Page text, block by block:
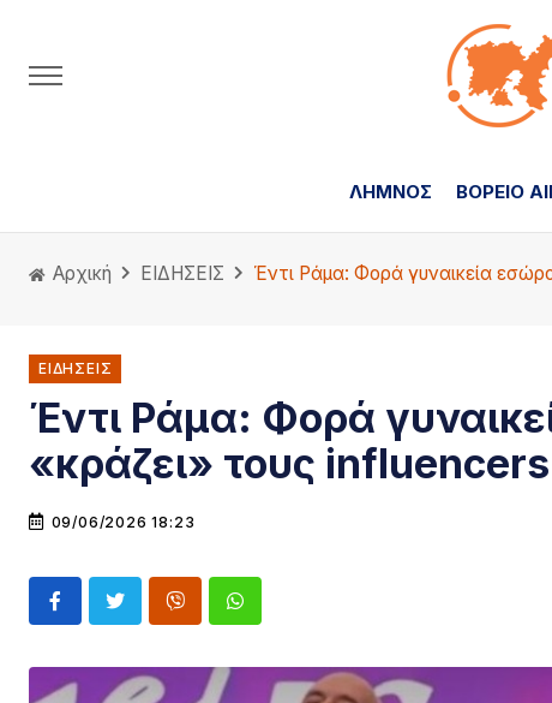
ΛΗΜΝΟΣ ΒΟΡΕΙΟ
Αρχική ΕΙΔΗΣΕΙΣ Έντι Ράμα: Φορά γυναικεία
ΕΙΔΗΣΕΙΣ
Έντι Ράμα: Φορά
«κράζει» τους influencers
09/06/2026 18:23